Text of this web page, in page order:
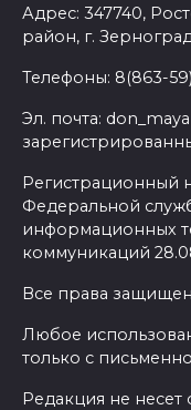
Адрес: 347740,
район, г.
Телефоны: 8(863-59)
Эл. почта:
Регистрационный
Федеральной
информационных
коммуникаций
Все права
Любое
только с
Редакция не несет